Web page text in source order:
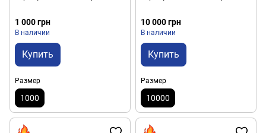
1 000 грн
В наличии
Купить
Размер
1000
10 000 грн
В наличии
Купить
Размер
10000